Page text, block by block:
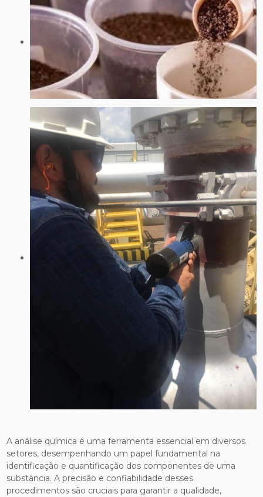
A análise química é uma ferramenta essencial em diversos
setores, desempenhando um papel fundamental na
identificação e quantificação dos componentes de uma
substância. A precisão e confiabilidade desses
procedimentos são cruciais para garantir a qualidade,